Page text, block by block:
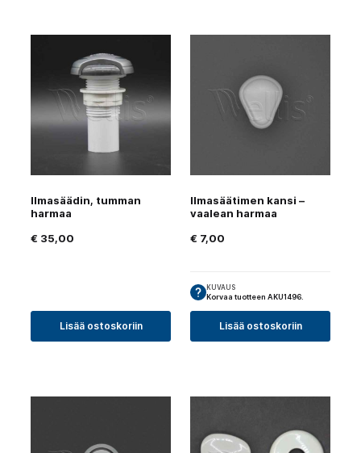
Ilmasäädin, tumman
harmaa
€ 35,00
Lisää ostoskoriin
Ilmasäätimen kansi –
vaalean harmaa
€ 7,00
KUVAUS
Korvaa tuotteen AKU1496.
Lisää ostoskoriin